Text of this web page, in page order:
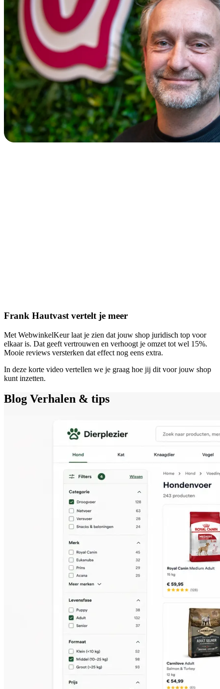
Frank Hautvast vertelt je meer
Met WebwinkelKeur laat je zien dat jouw shop juridisch top voor
elkaar is. Dat geeft vertrouwen en verhoogt je omzet tot wel 15%.
Mooie reviews versterken dat effect nog eens extra.
In deze korte video vertellen we je graag hoe jij dit voor jouw shop
kunt inzetten.
Blog Verhalen & tips